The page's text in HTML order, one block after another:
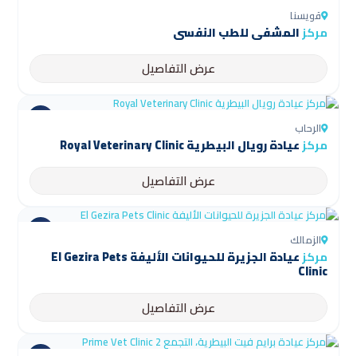
قويسنا
مركزالمشفى للطب النفسي
عرض التفاصيل
الرحاب
مركزعيادة رويال البيطرية Royal Veterinary Clinic
عرض التفاصيل
الزمالك
مركز عيادة الجزيرة للحيوانات الأليفة El Gezira Pets
Clinic
عرض التفاصيل